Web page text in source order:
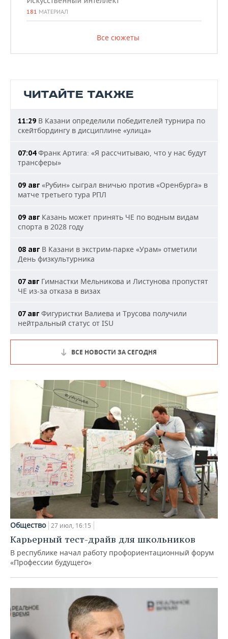
181 МАТЕРИАЛ
Все сюжеты
ЧИТАЙТЕ ТАКЖЕ
11:29 В Казани определили победителей турнира по
скейтбордингу в дисциплине «улица»
07:04Франк Артига: «Я рассчитываю, что у нас будут
трансферы»
09 авг «Рубин» сыграл вничью против «Оренбурга» в
матче третьего тура РПЛ
09 авг Казань может принять ЧЕ по водным видам
спорта в 2028 году
08 авг В Казани в экстрим-парке «Урам» отметили
День физкультурника
07 авг Гимнастки Мельникова и Листунова пропустят
ЧЕ из-за отказа в визах
07 авг Фигуристки Валиева и Трусова получили
нейтральный статус от ISU
ВСЕ НОВОСТИ ЗА СЕГОДНЯ
Общество 27 июл, 16:15
Карьерный тест-драйв для школьников
В республике начал работу профориентационный форум
«Профессии будущего»